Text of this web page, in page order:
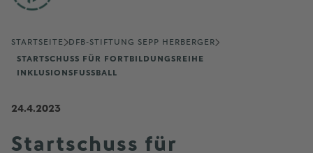
STARTSEITE
DFB-STIFTUNG SEPP HERBERGER
STARTSCHUSS FÜR FORTBILDUNGSREIHE
INKLUSIONSFUSSBALL
24.4.2023
Startschuss für